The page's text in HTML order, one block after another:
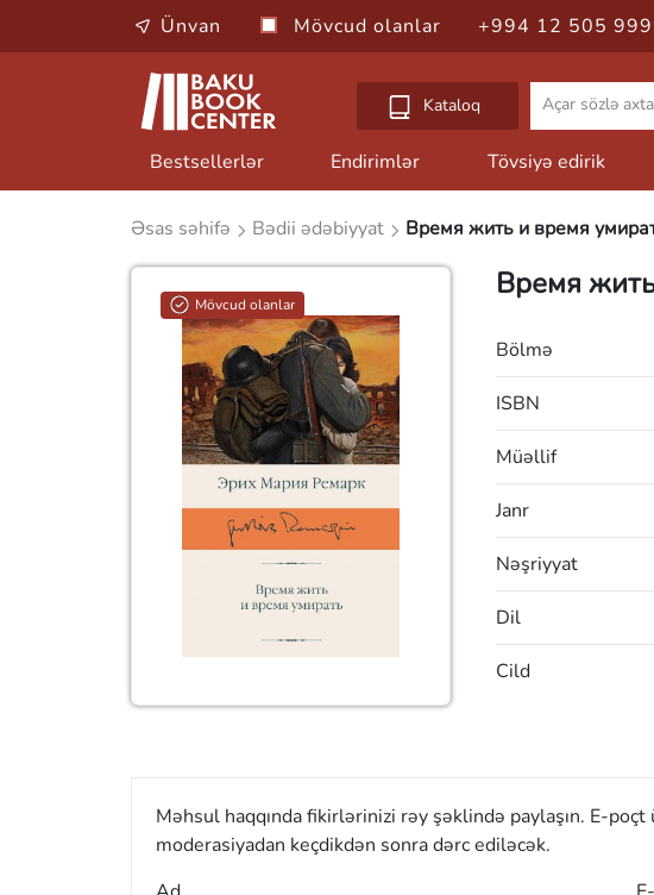
Ünvan Mövcud olanlar +994 12 505
Kataloq
Bestsellerlər Endirimlər Tövsiyə edirik
Əsas səhifə Bədii ədəbiyyat Время жить и время
Mövcud olanlar
Время
Bölmə
ISBN
Müəllif
Janr
Nəşriyyat
Dil
Cild
Məhsul haqqında fikirlərinizi rəy şəklində paylaşın. E-poçt
moderasiyadan keçdikdən sonra dərc ediləcək.